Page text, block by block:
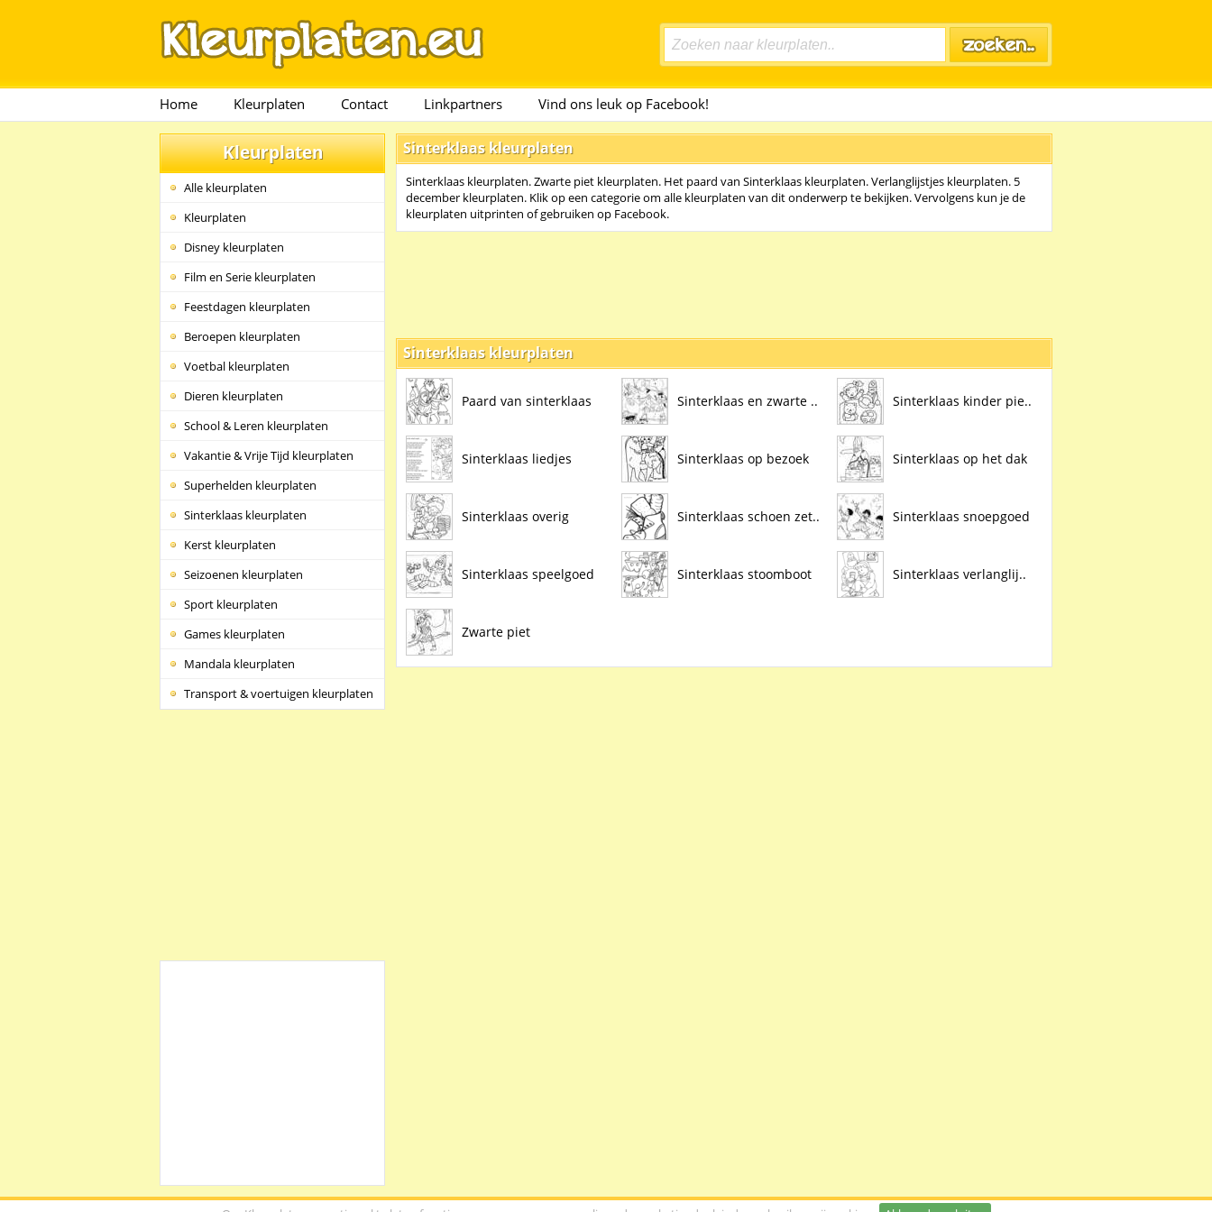
Home Kleurplaten Contact Linkpartners Vind ons leuk op Facebook!
Kleurplaten
Alle kleurplaten
Kleurplaten
Disney kleurplaten
Film en Serie kleurplaten
Feestdagen kleurplaten
Beroepen kleurplaten
Voetbal kleurplaten
Dieren kleurplaten
School & Leren kleurplaten
Vakantie & Vrije Tijd kleurplaten
Superhelden kleurplaten
Sinterklaas kleurplaten
Kerst kleurplaten
Seizoenen kleurplaten
Sport kleurplaten
Games kleurplaten
Mandala kleurplaten
Transport & voertuigen kleurplaten
Sinterklaas kleurplaten
Sinterklaas kleurplaten. Zwarte piet kleurplaten. Het paard van Sinterklaas kleurplaten. Verlanglijstjes kleurplaten. 5
december kleurplaten. Klik op een categorie om alle kleurplaten van dit onderwerp te bekijken. Vervolgens kun je de
kleurplaten uitprinten of gebruiken op Facebook.
Sinterklaas kleurplaten
Paard van sinterklaas Sinterklaas en zwarte .. Sinterklaas kinder pie..
Sinterklaas liedjes Sinterklaas op bezoek Sinterklaas op het dak
Sinterklaas overig Sinterklaas schoen zet.. Sinterklaas snoepgoed
Sinterklaas speelgoed Sinterklaas stoomboot Sinterklaas verlanglij..
Zwarte piet